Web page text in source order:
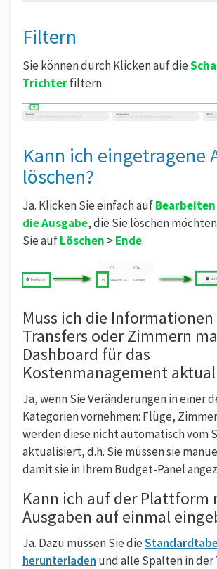
Filtern
Sie können durch Klicken auf die
Trichterfiltern.
Kann ich eingetragene
löschen?
Ja. Klicken Sie einfach aufBearbeiten
die Ausgabe, die Sie löschen
Sie aufLöschen >Ende.
Muss ich die
Transfers oder Zimmern
Dashboard für das
Kostenmanagement
Ja, wenn Sie Veränderungen in einer
Kategorien vornehmen: Flüge,
werden diese nicht automatisch vom
aktualisiert, d.h. Sie müssen sie
damit sie in Ihrem Budget-Panel
Kann ich auf der Plattform
Ausgaben auf einmal
Ja. Dazu müssen Sie die
herunterladen und alle Spalten in der